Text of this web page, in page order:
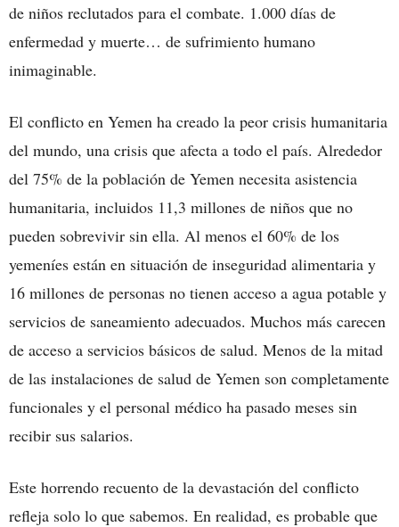
de niños reclutados para el combate. 1.000 días de
enfermedad y muerte… de sufrimiento humano
inimaginable.
El conflicto en Yemen ha creado la peor crisis humanitaria
del mundo, una crisis que afecta a todo el país. Alrededor
del 75% de la población de Yemen necesita asistencia
humanitaria, incluidos 11,3 millones de niños que no
pueden sobrevivir sin ella. Al menos el 60% de los
yemeníes están en situación de inseguridad alimentaria y
16 millones de personas no tienen acceso a agua potable y
servicios de saneamiento adecuados. Muchos más carecen
de acceso a servicios básicos de salud. Menos de la mitad
de las instalaciones de salud de Yemen son completamente
funcionales y el personal médico ha pasado meses sin
recibir sus salarios.
Este horrendo recuento de la devastación del conflicto
refleja solo lo que sabemos. En realidad, es probable que